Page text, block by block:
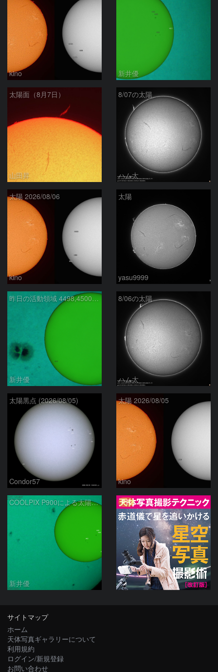
kino 新井優
太陽面（8月7日）
山田昇
8/07の太陽
ハム太
太陽 2026/08/06
kino
太陽
yasu9999
昨日の活動領域 4498,4500：2026/08/05
新井優
8/06の太陽
ハム太
太陽黒点 (2026/08/05)
Condor57
太陽 2026/08/05
kino
COOLPIX P900による太陽黒点：2026/08/04
新井優
PR
サイトマップ
ホーム
天体写真ギャラリーについて
利用規約
ログイン/新規登録
お問い合わせ